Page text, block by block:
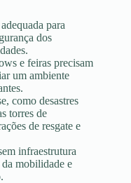
para
dos
e feiras precisam
um ambiente
como desastres
torres de
de resgate e
infraestrutura
mobilidade e